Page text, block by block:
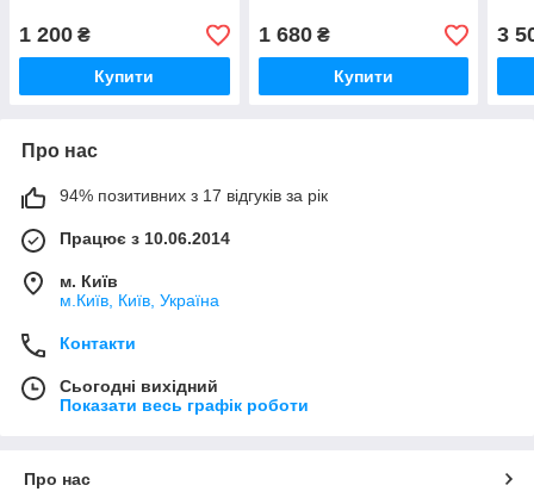
1 200 ₴
Купити
1 680₴
Купити
3
Про нас
94% позитивних з 17 відгуків за рік
Працює з 10.06.2014
м. Київ
м.Київ, Київ, Україна
Контакти
Сьогодні вихідний
Показати весь графік роботи
Про нас